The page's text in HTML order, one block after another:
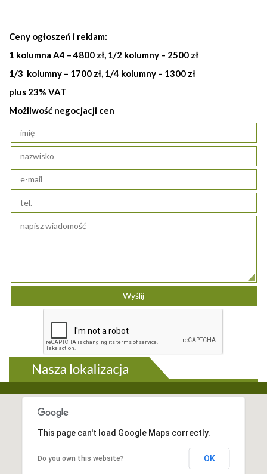
Ceny ogłoszeń i reklam:
1 kolumna A4 – 4800 zł, 1/2 kolumny – 2500 zł
1/3 kolumny – 1700 zł, 1/4 kolumny – 1300 zł
plus 23% VAT
Możliwość negocjacji cen
This page can't load Google Maps correctly.
Do you own this website? OK